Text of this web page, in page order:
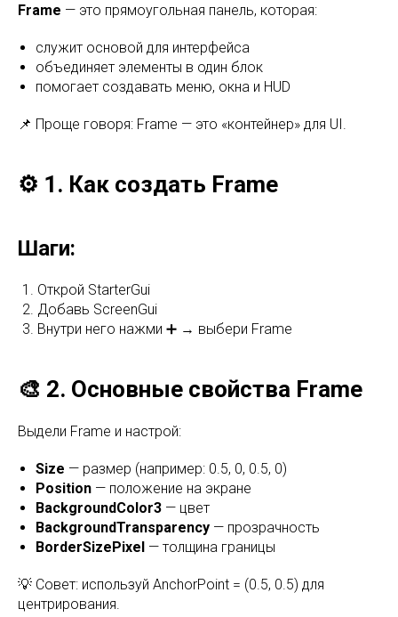
Frame — это прямоугольная панель, которая:
служит основой для интерфейса
объединяет элементы в один блок
помогает создавать меню, окна и HUD
📌 Проще говоря: Frame — это «контейнер» для UI.
⚙️ 1. Как создать Frame
Шаги:
Открой StarterGui
Добавь ScreenGui
Внутри него нажми ➕ → выбери Frame
🎨 2. Основные свойства Frame
Выдели Frame и настрой:
Size — размер (например: 0.5, 0, 0.5, 0)
Position — положение на экране
BackgroundColor3 — цвет
BackgroundTransparency — прозрачность
BorderSizePixel — толщина границы
💡 Совет: используй AnchorPoint = (0.5, 0.5) для
центрирования.